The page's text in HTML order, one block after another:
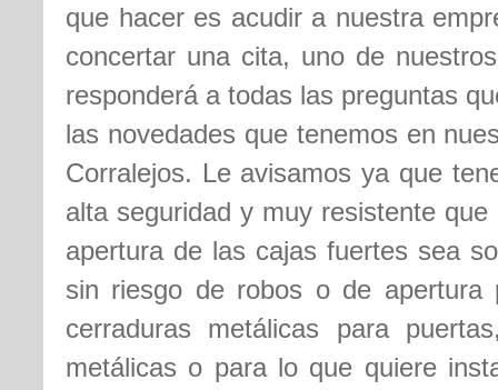
que hacer es acudir a nuestra
concertar una cita, uno de
responderá a todas las preguntas
las novedades que tenemos en
Corralejos. Le avisamos ya que
alta seguridad y muy resistente
apertura de las cajas fuertes sea
sin riesgo de robos o de apertura
cerraduras metálicas para
metálicas o para lo que quiere